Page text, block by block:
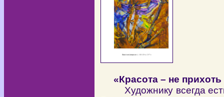
«Красота – не
Художнику всегда